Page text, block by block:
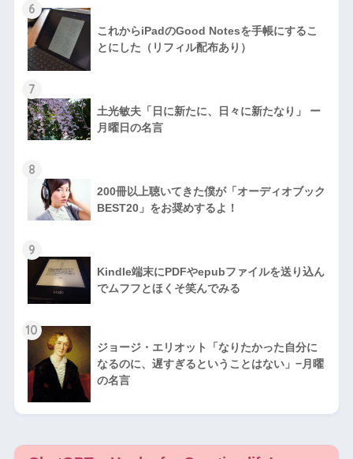
6
これからiPadのGood Notesを手帳にするこ
とにした（リフィル配布あり）
7
土光敏夫「日に新たに、日々に新たなり」 ー
月曜日の名言
8
200冊以上聴いてきた僕が「オーディオブック
BEST20」をお奨めするよ！
9
Kindle端末にPDFやepubファイルを送り込ん
でムフフとほくそ笑んでみる
10
ジョージ・エリオット「なりたかった自分に
なるのに、遅すぎるということはない」−月曜
の名言